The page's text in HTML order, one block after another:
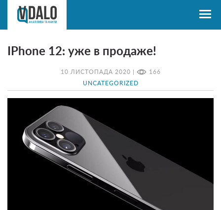
10 ЛИСТОПАДА 2020 | 166
UNCATEGORIZED
IPhone 12: уже в продаже!